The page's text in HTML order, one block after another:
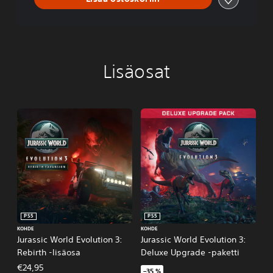
Lisäosat
Jurassic World Evolution 3:
Rebirth -lisäosa
PS5
KOHDE
€24,95
Jurassic World Evolution 3:
Deluxe Upgrade -paketti
PS5
KOHDE
–35 %